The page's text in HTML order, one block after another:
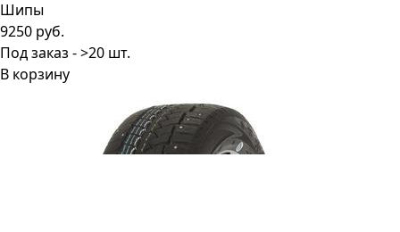
9250 руб.
Под заказ - >20 шт.
В корзину